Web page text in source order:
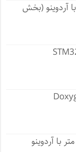
آردوینو (بخش
با آردوینو